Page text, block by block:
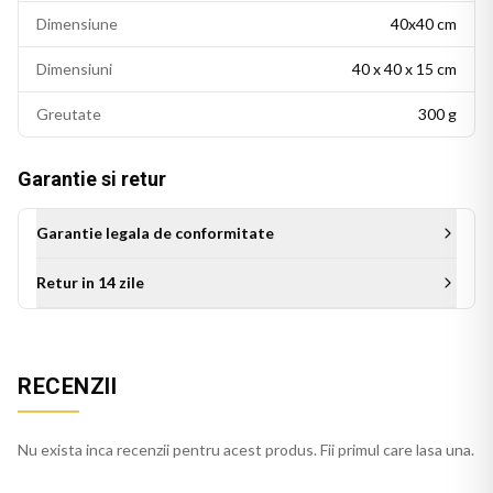
Aceasta perna decorativa se potriveste intr-un living modern,
gust estetic rafinat.
canapea, pat sau fotoliu. Culorile imprimate isi mentin
Dimensiune 40x40 cm
Dimensiuni 40 x 40 x 15 cm
Greutate 300 g
Garantie si retur
Garantie legala de conformitate
Retur in 14 zile
RECENZII
Nu exista inca recenzii pentru acest produs. Fii primul care lasa una.